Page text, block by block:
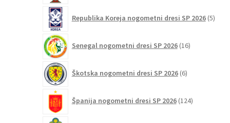
Republika Koreja nogometni dresi SP 2026 5
Senegal nogometni dresi SP 2026 16izdelkov
Škotska nogometni dresi SP 2026 6izdelkov
Španija nogometni dresi SP 2026 124izdelkov